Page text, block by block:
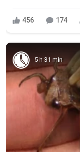
456 174
5 h 31 min